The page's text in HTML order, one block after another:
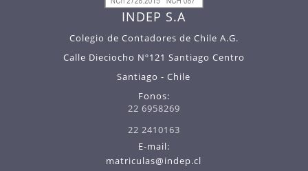
INDEP S.A
Colegio de Contadores de Chile A.G.
Calle Dieciocho Nº121 Santiago Centro
Santiago - Chile
Fonos:
22 6958269
22 2410163
E-mail:
matriculas@indep.cl